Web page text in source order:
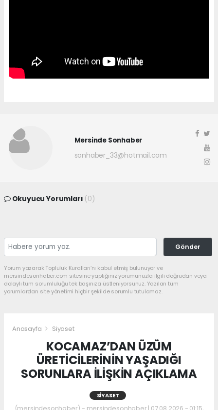
Mersinde Sonhaber
sonhaber_33@hotmail.com
Okuyucu Yorumları (0)
Gönder
Yorum yazarak Topluluk Kuralları’nı kabul etmiş bulunuyor ve
mersindesonhaber.com sitesine yaptığınız yorumunuzla ilgili doğrudan veya
dolaylı tüm sorumluluğu tek başınıza üstleniyorsunuz. Yazılan tüm
yorumlardan site yönetimi hiçbir şekilde sorumlu tutulamaz.
Anasayfa Siyaset
KOCAMAZ’DAN ÜZÜM
ÜRETİCİLERİNİN YAŞADIĞI
SORUNLARA İLİŞKİN AÇIKLAMA
SIYASET